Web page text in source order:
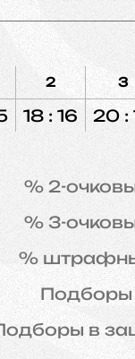
2
18 : 16
3
20 :
% 2-
% 3-
%
Подборы
в